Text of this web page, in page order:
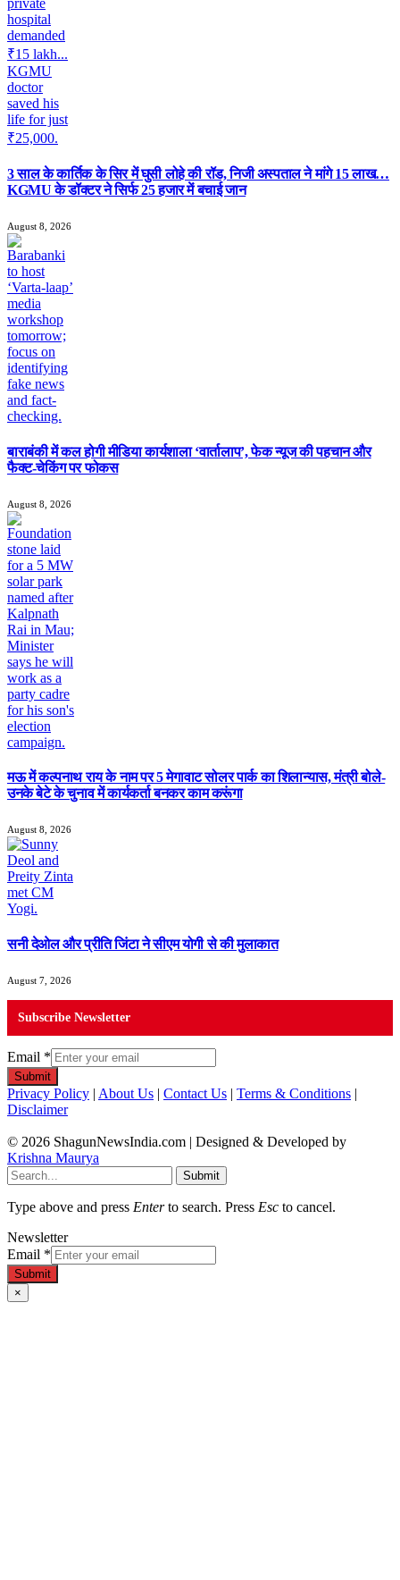
3 साल के कार्तिक के सिर में घुसी लोहे की रॉड, निजी अस्पताल ने मांगे 15 लाख…
KGMU के डॉक्टर ने सिर्फ 25 हजार में बचाई जान
August 8, 2026
बाराबंकी में कल होगी मीडिया कार्यशाला ‘वार्तालाप’, फेक न्यूज की पहचान और
फैक्ट-चेकिंग पर फोकस
August 8, 2026
मऊ में कल्पनाथ राय के नाम पर 5 मेगावाट सोलर पार्क का शिलान्यास, मंत्री बोले-
उनके बेटे के चुनाव में कार्यकर्ता बनकर काम करूंगा
August 8, 2026
सनी देओल और प्रीति जिंटा ने सीएम योगी से की मुलाकात
August 7, 2026
Subscribe Newsletter
Email *
Submit
Privacy Policy | About Us | Contact Us | Terms & Conditions |
Disclaimer
© 2026 ShagunNewsIndia.com | Designed & Developed by
Krishna Maurya
Submit
Type above and press Enterto search. Press Esc to cancel.
Newsletter
Email *
Submit
×